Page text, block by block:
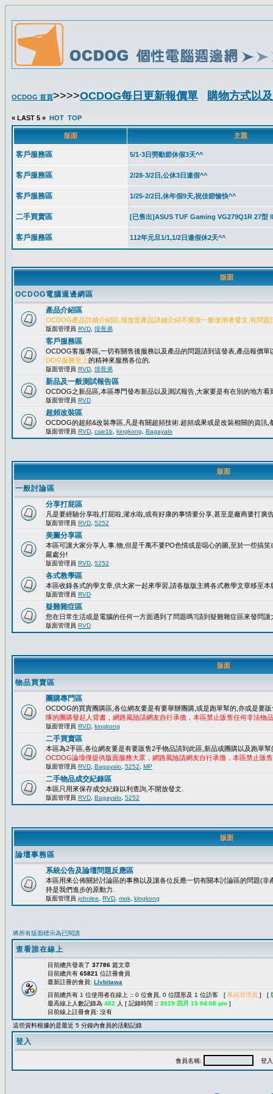
OCDOG 首頁>>>>OCDOG每日更新報價單 購物方式以
版面
OCDOG電腦週邊網區
產品介紹區
OCDOG產品詳細介紹區,僅放置產品詳細介紹不開放一般使用者發文,有問題
版面管理員 RVD 排骨弟
客戶服務區
OCDOG客服專區,一切有關售後服務以及產品的問題請到這發表,產品報價
DOG服務至上的精神來服務各位的.
版面管理員 RVD 排骨弟
新品及一般測試報告區
OCDOG之新品區,本區專門發布新品以及測試報告,大家要是有在別的地方看
版面管理員 RVD
超頻改裝區
OCDOG的超頻&改裝專區,凡是有關超頻技術.超頻成果或是改裝相關的資訊,
版面管理員 RVD csie1b kingkong Bagayalo
版面
一般討論區
分享打屁區
凡是要經驗分享啦,打屁啦,灌水啦,或有好康的事情要分享,甚至是廠商要打廣
版面管理員 RVD 5252
美圖分享區
本區可讓大家分享人.事.物,但是千萬不要PO色情或是噁心的圖,至於一些搞
嚴處分!
版面管理員 RVD 5252
各式教學區
本區收錄各式的學文章,供大家一起來學習,請各版版主將各式教學文章移至本
版面管理員 RVD
疑難雜症區
您在日常生活或是電腦的任何一方面遇到了問題嗎?請到疑難雜症區來發問讓
版面管理員 RVD
版面
物品買賣區
團購專門區
OCDOG的買賣團購區,各位網友要是有要舉辦團購,或是跑單幫的,亦或是要
隊的團購發起人背書，網路風險請網友自行承擔，本區禁止販售任何非法物
版面管理員 RVD kingkong
二手買賣區
本區為2手區,各位網友要是有要販售2手物品請到此區,新品或團購以及跑單
OCDOG論壇僅提供版面服務大眾，網路風險請網友自行承擔，本區禁止販
版面管理員 RVD Bagayalo 5252 MP
二手物品成交紀錄區
本區只用來保存成交紀錄以利查詢,不開放發文.
版面管理員 RVD Bagayalo 5252
版面
論壇事務區
系統公告及論壇問題反應區
本區用來公佈關於討論區的事務以及讓各位反應一切有關本討論區的問題(
持是我們進步的原動力.
版面管理員 johnlee RVD mok kingkong
將所有版面標示為已閱讀
查看誰在線上
目前總共發表了 37786 篇文章
目前總共有 65821 位註冊會員
最新註冊的會員: Llybitawa
目前總共有 1 位使用者在線上 :: 0 位會員, 0 位隱形及 1 位訪客 [ 系統管理員 ] [
最高線上人數記錄為 482 人 [ 記錄時間 :: 2019 四月 15 04:08 pm ]
目前線上註冊會員: 沒有
這些資料根據的是最近 5 分鐘內會員的活動記錄
登入
會員名稱: 登入